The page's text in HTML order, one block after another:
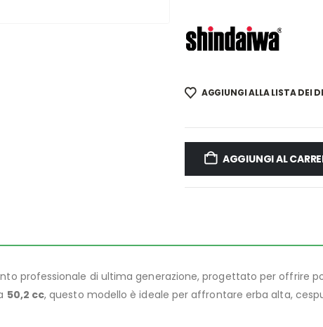
AGGIUNGI ALLA LISTA DEI
AGGIUNGI AL
professionale di ultima generazione, progettato per offrire
50,2 cc, questo modello è ideale per affrontare erba alta,